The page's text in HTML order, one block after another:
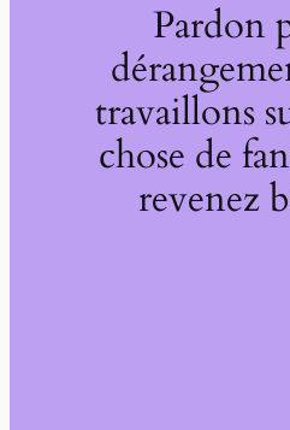
Pardon
travaillons
chose de
revenez